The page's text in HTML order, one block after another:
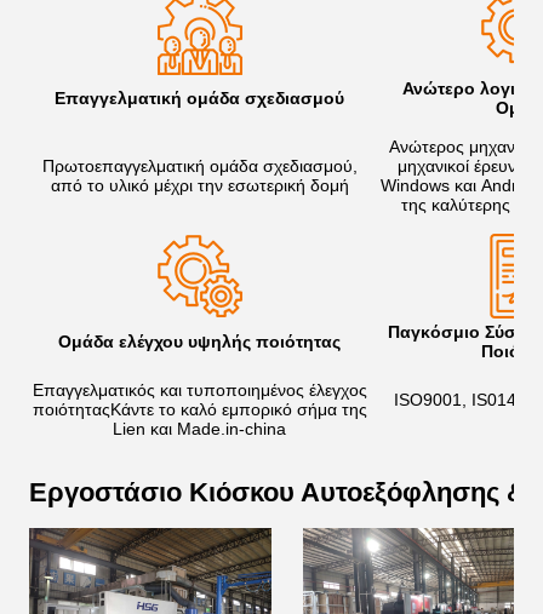
Επαγγελματική ομάδα σχεδιασμού
Ανώτερο
Πρωτοεπαγγελματική ομάδα σχεδιασμού,
από το υλικό μέχρι την εσωτερική δομή
Ανώτερος
μηχανικοί
Windows και
της καλύτερης
Ομάδα ελέγχου υψηλής ποιότητας
Παγκόσμιο
Επαγγελματικός και τυποποιημένος έλεγχος
ποιότηταςΚάντε το καλό εμπορικό σήμα της
Lien και Made.in-china
ISO9001,
Εργοστάσιο Κιόσκου Αυτοεξόφλησης